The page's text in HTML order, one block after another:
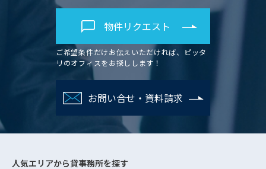
物件リクエスト
ご希望条件だけお伝えいただければ、ピッタ
リのオフィスをお探しします！
お問い合せ・資料請求
人気エリアから貸事務所を探す